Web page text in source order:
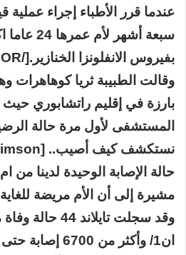
عندما قرر الأطباء إجراء
سبعة أشهر
بفيروس الانفلونزا الخنازير.[/COLOR]
وقالت الطبيبة ثريا
بارزة في إقليم راتشابوري
المستشفى لأول مرة حالة
مشيرة إلى أن الأم مريضة